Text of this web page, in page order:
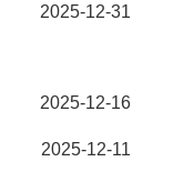
2025-12-31
2025-12-16
2025-12-11